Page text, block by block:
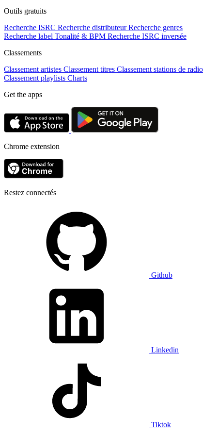
Outils gratuits
Recherche ISRC Recherche distributeur Recherche genres
Recherche label Tonalité & BPM Recherche ISRC inversée
Classements
Classement artistes Classement titres Classement stations de radio
Classement playlists Charts
Get the apps
Chrome extension
Restez connectés
Github
Linkedin
Tiktok